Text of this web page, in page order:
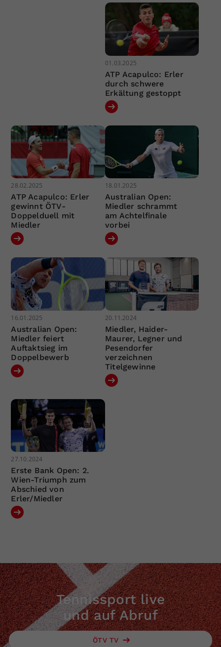
01.03.2025
ATP Acapulco: Erler
durch schwere
Erkältung gestoppt
28.02.2025
ATP Acapulco: Erler
gewinnt ÖTV-
Doppelduell mit
Miedler
18.01.2025
Australian Open:
Miedler schrammt
am Achtelfinale
vorbei
16.01.2025
Australian Open:
Miedler feiert
Auftaktsieg im
Doppelbewerb
20.11.2024
Miedler, Haider-
Maurer, Legner und
Pesendorfer
verzeichnen
Titelgewinne
27.10.2024
Erste Bank Open: 2.
Wien-Triumph zum
Abschied von
Erler/Miedler
Tennissport live
und auf Abruf
ÖTV TV